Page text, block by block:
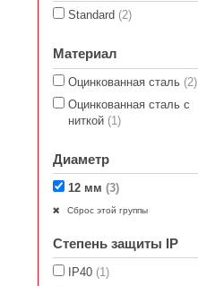
Standard (2)
Материал
Оцинкованная сталь (2)
Оцинкованная сталь с
ниткой (1)
Диаметр
12 мм(3)
Сброс этой группы
Степень защиты IP
IP40 (1)